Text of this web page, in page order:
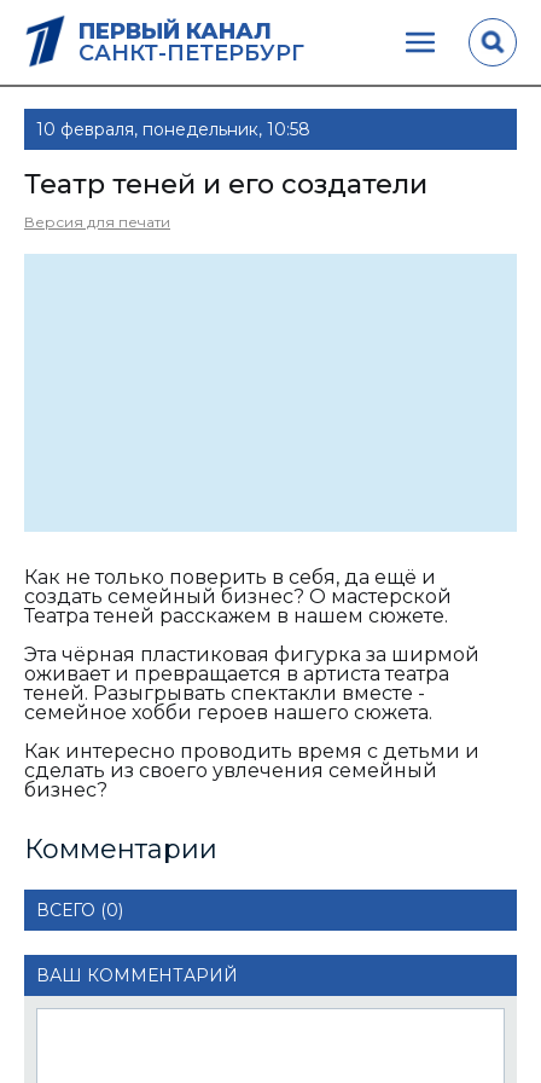
ПЕРВЫЙ КАНАЛ
САНКТ-ПЕТЕРБУРГ
10 февраля, понедельник, 10:58
Театр теней и его создатели
Версия для печати
Как не только поверить в себя, да ещё и
создать семейный бизнес? О мастерской
Театра теней расскажем в нашем сюжете.
Эта чёрная пластиковая фигурка за ширмой
оживает и превращается в артиста театра
теней. Разыгрывать спектакли вместе -
семейное хобби героев нашего сюжета.
Как интересно проводить время с детьми и
сделать из своего увлечения семейный
бизнес?
Комментарии
ВСЕГО (0)
ВАШ КОММЕНТАРИЙ